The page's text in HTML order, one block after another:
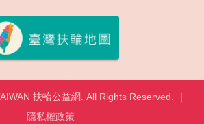
扶輪公益網. All Rights Reserved. ｜
隱私權政策